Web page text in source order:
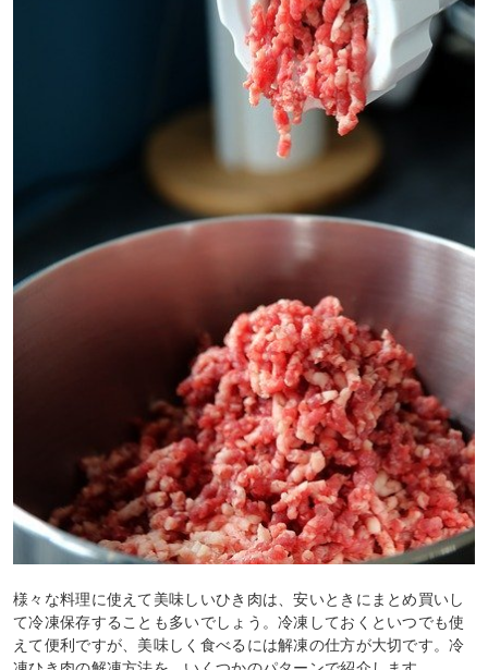
様々な料理に使えて美味しいひき肉は、安いときにまとめ買いし
て冷凍保存することも多いでしょう。冷凍しておくといつでも使
えて便利ですが、美味しく食べるには解凍の仕方が大切です。冷